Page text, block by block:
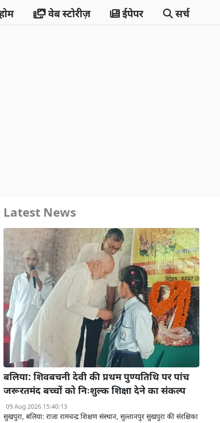
वेब स्टोरीज़ ईपेपर सर्च
Latest News
बलिया: शिवबचनी देवी की प्रथम पुण्यतिथि पर पांच
जरूरतमंद बच्चों को निःशुल्क शिक्षा देने का संकल्प
09 Aug 2026 15:40:13
सुखपुरा, बलिया: राजा रामचन्द्र शिक्षण संस्थान, सुल्तानपुर सुखपुरा की संरक्षिका